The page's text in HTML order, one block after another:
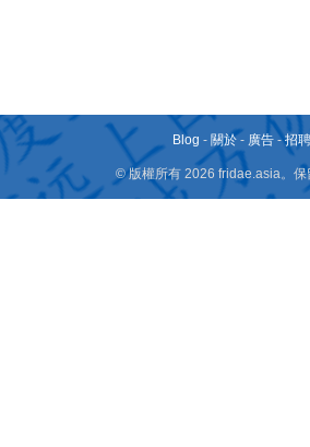
Blog - 關於 - 廣告 -招
© 版權所有 2026 fridae.asia。